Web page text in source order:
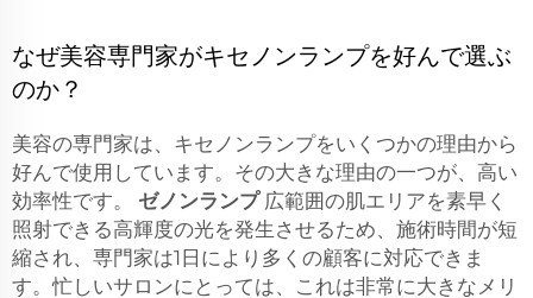
なぜ美容専門家がキセノンランプを好んで選ぶ
のか？
美容の専門家は、キセノンランプをいくつかの理由から
好んで使用しています。その大きな理由の一つが、高い
効率性です。 ゼノンランプ 広範囲の肌エリアを素早く
照射できる高輝度の光を発生させるため、施術時間が短
縮され、専門家は1日により多くの顧客に対応できま
す。忙しいサロンにとっては、これは非常に大きなメリ